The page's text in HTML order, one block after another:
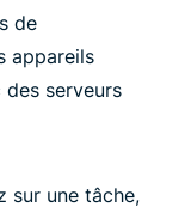
de
appareils
serveurs
sur une tâche,